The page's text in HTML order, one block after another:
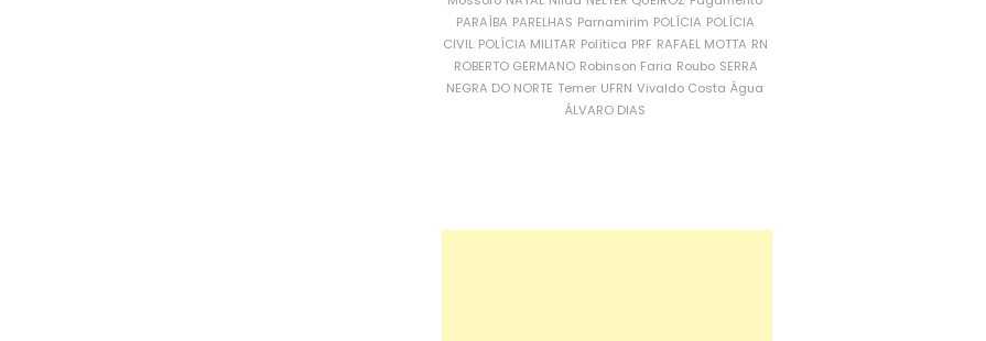
PARAÍBA PARELHAS Parnamirim POLÍCIA POLÍCIA
CIVIL POLÍCIA MILITAR Política PRF RAFAEL MOTTA RN
ROBERTO GERMANO Robinson Faria Roubo SERRA
NEGRA DO NORTE Temer UFRN Vivaldo Costa Água
ÁLVARO DIAS